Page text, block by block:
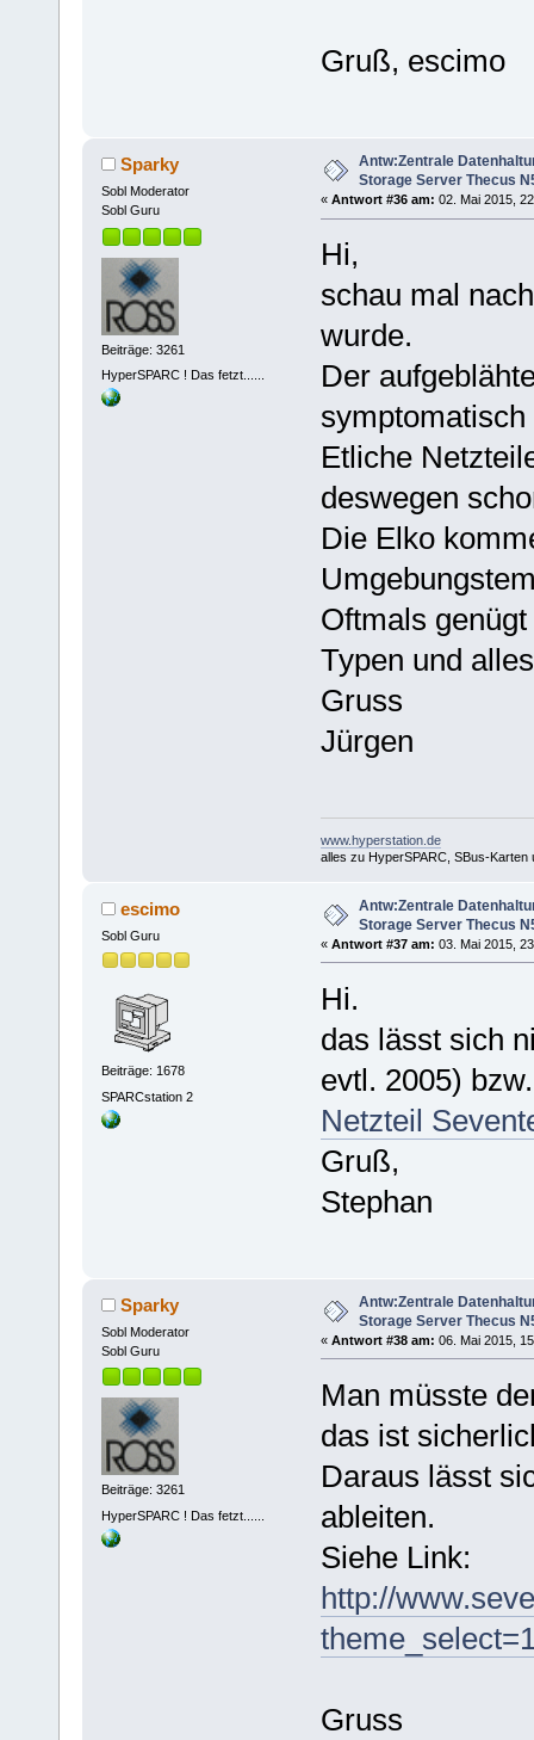
Gruß, escimo
Sparky
Sobl Moderator
Sobl Guru
Beiträge: 3261
HyperSPARC ! Das fetzt......
Antw:Zentrale
Storage Server Thecus
« Antwort #36 am: 02. Mai 2015,
Hi,
schau mal
wurde.
Der
Etliche
deswegen
Die Elko
Oftmals
Typen und
Gruss
Jürgen
www.hyperstation.de
alles zu HyperSPARC, SBus-Karten
escimo
Sobl Guru
Beiträge: 1678
SPARCstation 2
Antw:Zentrale
Storage Server Thecus
« Antwort #37 am: 03. Mai 2015,
Hi.
das lässt sich
evtl. 2005)
Netzteil
Gruß,
Stephan
Sparky
Sobl Moderator
Sobl Guru
Beiträge: 3261
HyperSPARC ! Das fetzt......
Antw:Zentrale
Storage Server Thecus
« Antwort #38 am: 06. Mai 2015,
Man müsste
das ist
Daraus lässt
ableiten.
Siehe Link:
http://
Gruss